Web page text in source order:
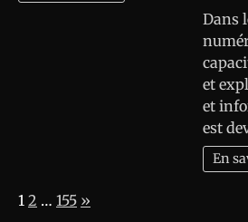
Dans
et
et
est
En
Page:
1 2 … 155 Next
»